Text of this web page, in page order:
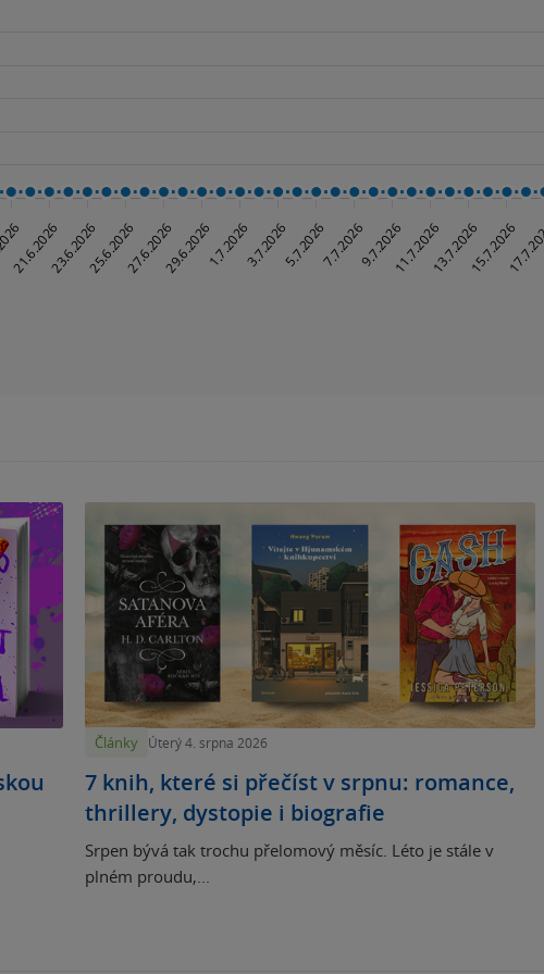
Články Úterý 4. srpna 2026
7 knih, které si přečíst v srpnu: romance,
thrillery, dystopie i biografie
Srpen bývá tak trochu přelomový měsíc. Léto je stále v
plném proudu,...